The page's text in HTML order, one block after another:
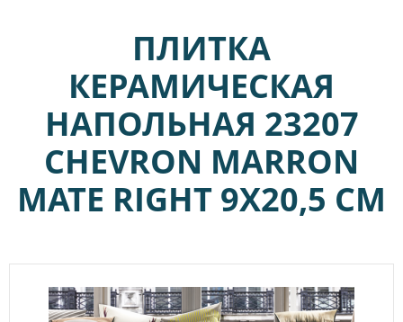
ПЛИТКА
КЕРАМИЧЕСКАЯ
НАПОЛЬНАЯ 23207
CHEVRON MARRON
MATE RIGHT 9Х20,5 СМ